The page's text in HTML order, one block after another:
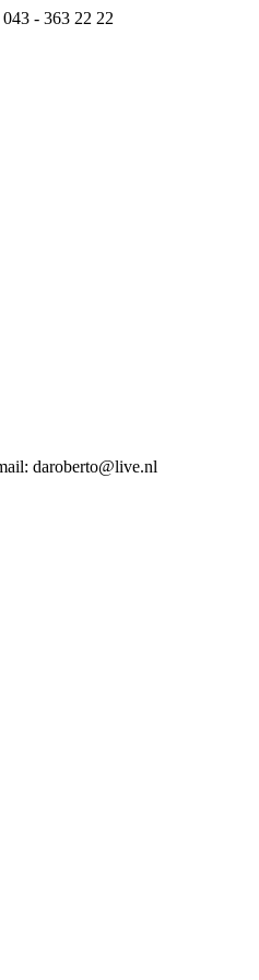
- 363 22 22
daroberto@live.nl